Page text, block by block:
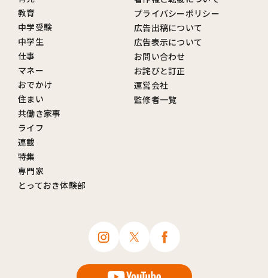
教育
中学受験
中学生
仕事
マネー
おでかけ
住まい
共働き家事
ライフ
連載
特集
専門家
とっておき体験部
プライバシーポリシー
広告出稿について
広告表示について
お問い合わせ
お詫びと訂正
運営会社
監修者一覧